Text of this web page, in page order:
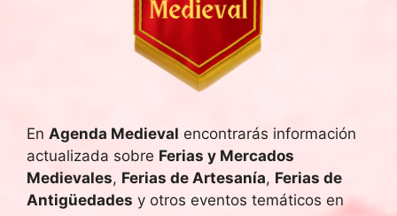
En Agenda Medieval encontrarás información
actualizada sobre Ferias y Mercados
Medievales, Ferias de Artesanía, Ferias de
Antigüedades y otros eventos temáticos en